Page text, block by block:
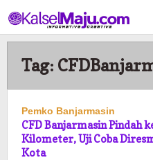
ke
konten
Tag:
Pemko Banjarmasin
CFD Banjarmasin Pindah
Kilometer, Uji Coba
Kota